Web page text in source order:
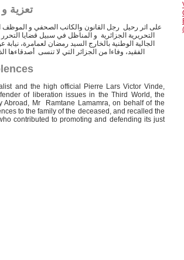
تعزية
على اثر رحيل رجل القانون والكاتب الصحفي و الموظف
التحريرية الجزائرية و المناظل في سبيل قضايا
الجالية الوطنية بالخارج السيد رمضان لعمامرة،
الفقيد، وفاءا من الجزائر التي لا تنسى أصدقاءها
and the high official Pierre Lars Victor Vinde,
of liberation issues in the Third World, the
Abroad, Mr Ramtane Lamamra, on behalf of the
to the family of the deceased, and recalled the
contributed to promoting and defending its just